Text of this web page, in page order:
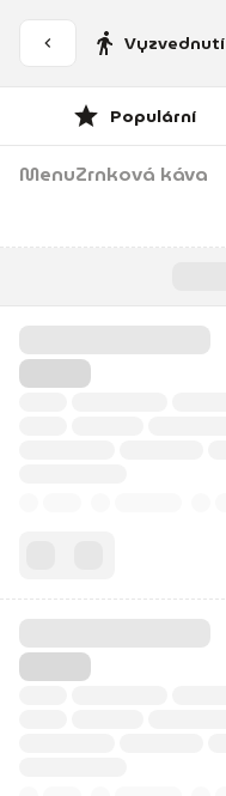
Vyzvednutí
Populární
MenuZrnková káva